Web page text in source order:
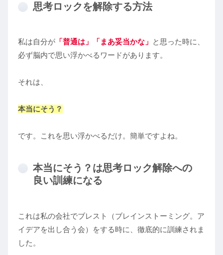
思考ロックを解除する方法
私は自分が 「普通は」「まあ妥当かな」 と思った時に、
必ず脳内で思い浮かべるワードがあります。
それは、
本当にそう？
です。これを思い浮かべるだけ。簡単ですよね。
本当にそう？は思考ロック解除への
良い訓練になる
これは私の会社でブレスト（ブレインストーミング。ア
イデアを出し合う会）をする時に、徹底的に訓練されま
した。